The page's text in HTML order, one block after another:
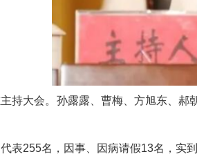
持大会。孙露露、曹梅、方旭东、
表255名，因事、因病请假13名，实